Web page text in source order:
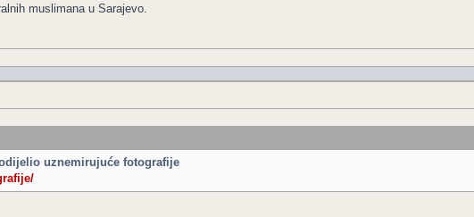
muslimana u Sarajevo.
uznemirujuće fotografije